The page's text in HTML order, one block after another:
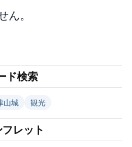
。
ド検索
山城 観光
レット